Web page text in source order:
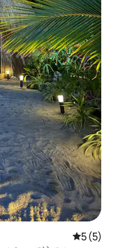
レビュー
5 (5)